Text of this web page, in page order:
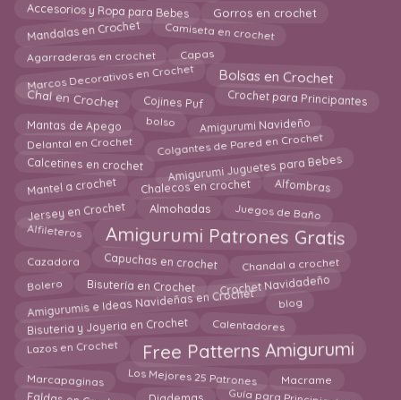
Accesorios y Ropa para Bebes Gorros en crochet
Mandalas en Crochet Camiseta en crochet
Agarraderas en crochet Capas
Marcos Decorativos en Crochet Bolsas en Crochet
Chal en Crochet Cojines Puf Crochet para Principantes
Mantas de Apego bolso Amigurumi Navideño
Delantal en Crochet Colgantes de Pared en Crochet
Calcetines en crochet Amigurumi Juguetes para Bebes
Mantel a crochet Chalecos en crochet Alfombras
Jersey en Crochet Almohadas Juegos de Baño
Alfileteros Amigurumi Patrones Gratis
Cazadora Capuchas en crochet Chandal a crochet
Bolero Bisutería en Crochet Crochet Navidadeño
Amigurumis e Ideas Navideñas en Crochet blog
Bisuteria y Joyeria en Crochet Calentadores
Lazos en Crochet Free Patterns Amigurumi
Marcapaginas Los Mejores 25 Patrones Macrame